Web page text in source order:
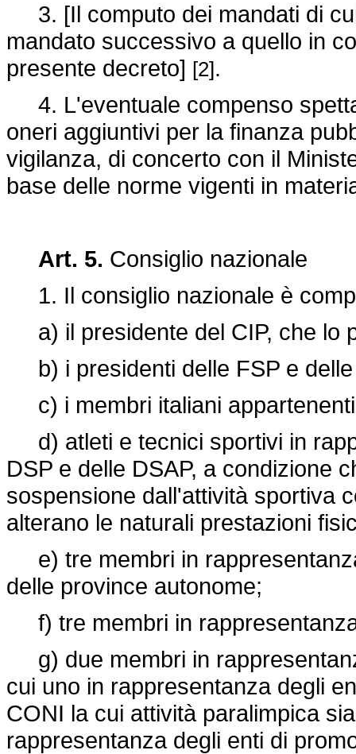
3. [Il computo dei mandati di
mandato successivo a quello in
presente decreto] [2].
4. L'eventuale compenso
oneri aggiuntivi per la finanza
vigilanza, di concerto con il
base delle norme vigenti in
Art. 5. Consiglio nazionale
1. Il consiglio nazionale è
a) il presidente del CIP, che lo
b) i presidenti delle FSP e
c) i membri italiani
d) atleti e tecnici sportivi in
DSP e delle DSAP, a condizione
sospensione dall'attività sportiva
alterano le naturali prestazioni
e) tre membri in
delle province autonome;
f) tre membri in
g) due membri in
cui uno in rappresentanza degli
CONI la cui attività paralimpica
rappresentanza degli enti di